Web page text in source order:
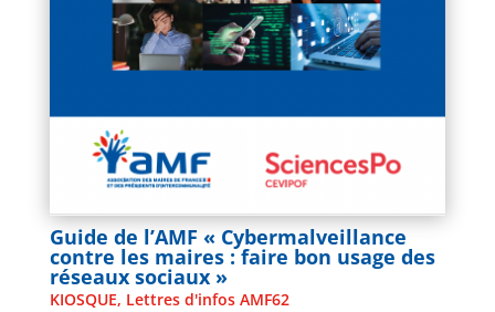
Guide de l’AMF « Cybermalveillance
contre les maires : faire bon usage des
réseaux sociaux »
KIOSQUE, Lettres d'infos AMF62